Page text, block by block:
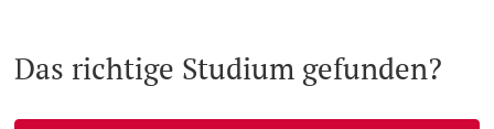
Das richtige Studium gefunden?